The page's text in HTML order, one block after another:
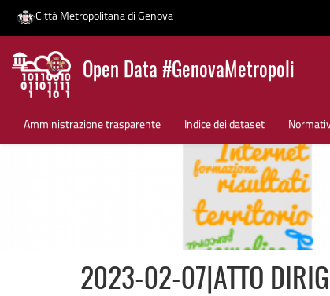
Salta
contenuto
Città Metropolitana di Genova
Open Data #GenovaMetropoli
Amministrazione trasparente Indice dei dataset
News
2023-02-07|ATTO